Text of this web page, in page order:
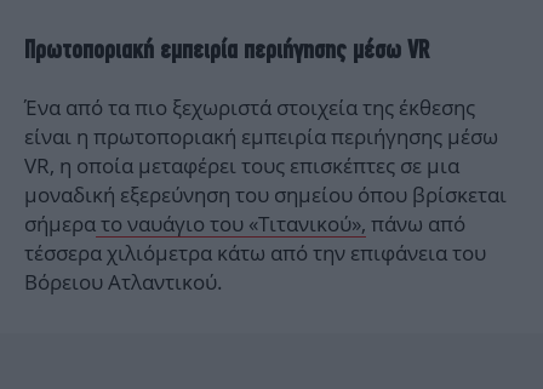
Πρωτοποριακή εμπειρία περιήγησης μέσω VR
Ένα από τα πιο ξεχωριστά στοιχεία της έκθεσης
είναι η πρωτοποριακή εμπειρία περιήγησης μέσω
VR, η οποία μεταφέρει τους επισκέπτες σε μια
μοναδική εξερεύνηση του σημείου όπου βρίσκεται
σήμερατο ναυάγιο του «Τιτανικού», πάνω από
τέσσερα χιλιόμετρα κάτω από την επιφάνεια του
Βόρειου Ατλαντικού.